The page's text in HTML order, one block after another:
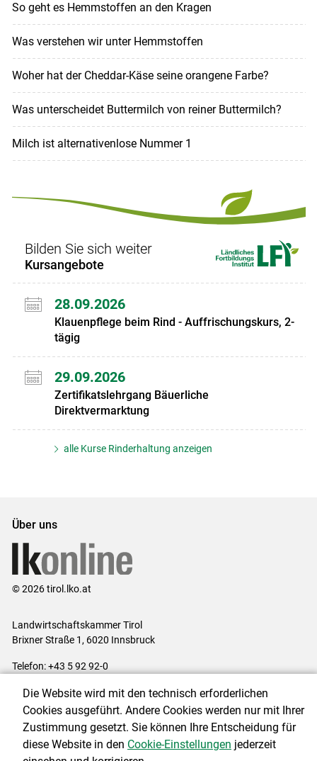
So geht es Hemmstoffen an den Kragen
Was verstehen wir unter Hemmstoffen
Woher hat der Cheddar-Käse seine orangene Farbe?
Was unterscheidet Buttermilch von reiner Buttermilch?
Milch ist alternativenlose Nummer 1
Bilden Sie sich weiter
Kursangebote
28.09.2026
Klauenpflege beim Rind - Auffrischungskurs, 2-
tägig
29.09.2026
Zertifikatslehrgang Bäuerliche
Direktvermarktung
alle Kurse Rinderhaltung anzeigen
Über uns
© 2026 tirol.lko.at
Landwirtschaftskammer Tirol
Brixner Straße 1, 6020 Innsbruck
Telefon: +43 5 92 92-0
Impressum|Kontakt|Datenschutzerklärung|Barrierefreiheit|
Cookie-Einstellungen
Die Website wird mit den technisch erforderlichen
Cookies ausgeführt. Andere Cookies werden nur mit Ihrer
Zustimmung gesetzt. Sie können Ihre Entscheidung für
diese Website in den Cookie-Einstellungen jederzeit